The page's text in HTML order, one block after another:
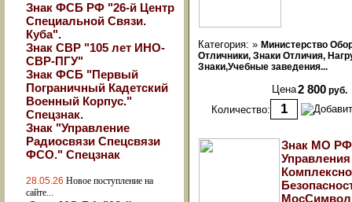
Знак ФСБ РФ "26-й Центр
Специальной Связи.
Куба".
Знак СВР "105 лет ИНО-
СВР-ПГУ"
Знак ФСБ "Первый
Пограничный Кадетский
Военный Корпус."
Спецзнак.
Знак "Управление
Радиосвязи Спецсвязи
ФСО." Спецзнак
28.05.26 Новое поступление на
сайте...
Категория: » Министерство
Отличники, Знаки Отличия,
Знаки,Учебные заведения...
Цена2 800 руб.
Количество:
Знак МО
Управления